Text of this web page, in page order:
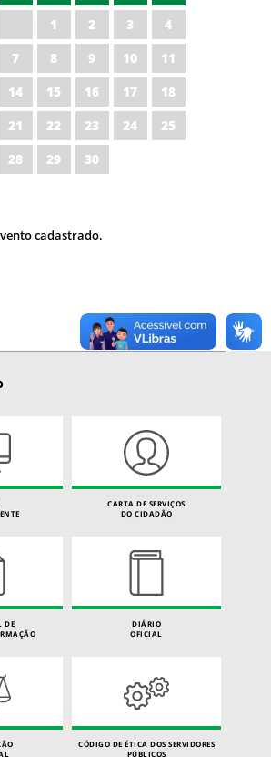
1 2 3
4
7 8 9 10
11
14 15 16 17
18
21 22 23 24
25
28 29 30
cadastrado.
CARTA DE SERVIÇOS
DO CIDADÃO
DE
DIÁRIO
OFICIAL
CÓDIGO DE ÉTICA DOS SERVIDORES
PÚBLICOS